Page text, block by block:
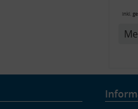
inkl.